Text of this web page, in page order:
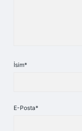
İsim*
E-Posta*